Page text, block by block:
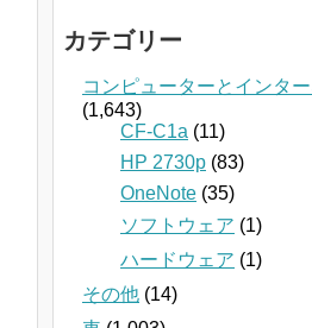
カテゴリー
コンピューターとインター
(1,643)
CF-C1a (11)
HP 2730p (83)
OneNote (35)
ソフトウェア (1)
ハードウェア (1)
その他 (14)